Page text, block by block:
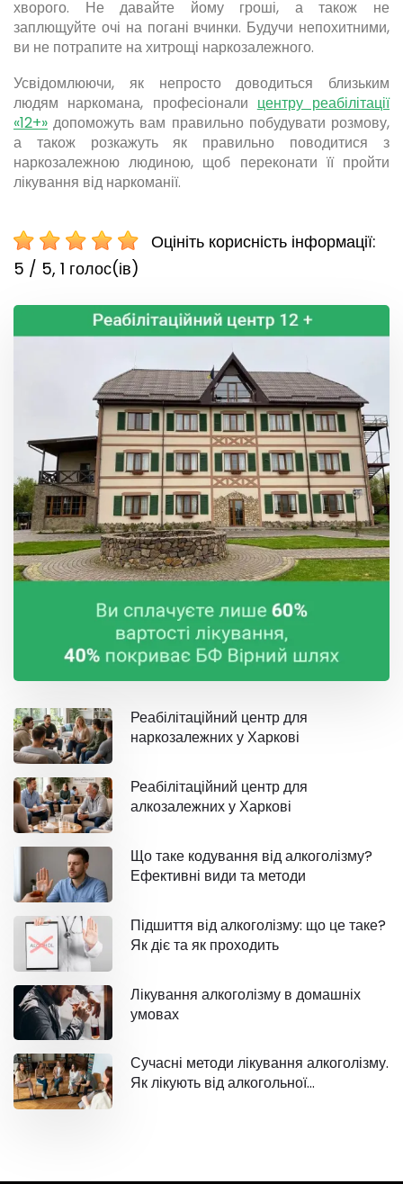
хворого. Не давайте йому гроші, а також не
заплющуйте очі на погані вчинки. Будучи непохитними,
ви не потрапите на хитрощі наркозалежного.
Усвідомлюючи, як непросто доводиться близьким
людям наркомана, професіонали центру реабілітації
«12+» допоможуть вам правильно побудувати розмову,
а також розкажуть як правильно поводитися з
наркозалежною людиною, щоб переконати її пройти
лікування від наркоманії.
Оцініть корисність інформації:
5 / 5, 1 голос(ів)
Реабілітаційний центр для
наркозалежних у Харкові
Реабілітаційний центр для
алкозалежних у Харкові
Що таке кодування від алкоголізму?
Ефективні види та методи
Підшиття від алкоголізму: що це таке?
Як діє та як проходить
Лікування алкоголізму в домашніх
умовах
Сучасні методи лікування алкоголізму.
Як лікують від алкогольної